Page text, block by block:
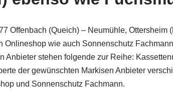
Offenbach (Queich) – Neumühle,
Onlineshop wie auch Sonnenschutz
Anbieter stehen folgende zur Reihe:
der gewünschten Markisen Anbieter
und Sonnenschutz Fachmann.